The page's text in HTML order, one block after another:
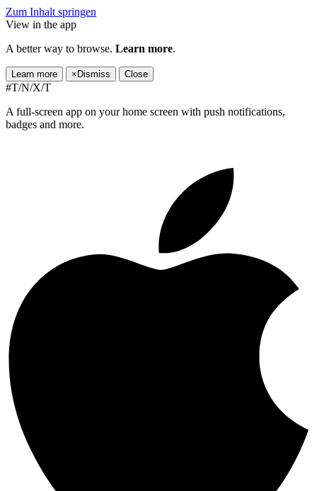
Zum Inhalt springen
View in the app
A better way to browse. Learn more.
Learn more × Dismiss Close
#T/N/X/T
A full-screen app on your home screen with push notifications,
badges and more.